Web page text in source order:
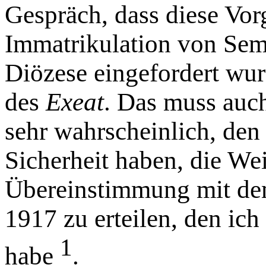
Gespräch, dass diese
Immatrikulation von
Diözese eingefordert
des Exeat. Das muss
sehr wahrscheinlich,
Sicherheit haben, die
Übereinstimmung mit
1917 zu erteilen, den
habe 1.